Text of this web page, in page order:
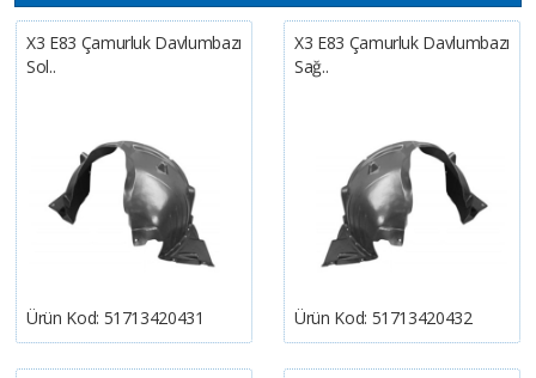
X3 E83 Çamurluk Davlumbazı
Sol..
Ürün Kod: 51713420431
X3 E83 Çamurluk Davlumbazı
Sağ..
Ürün Kod: 51713420432